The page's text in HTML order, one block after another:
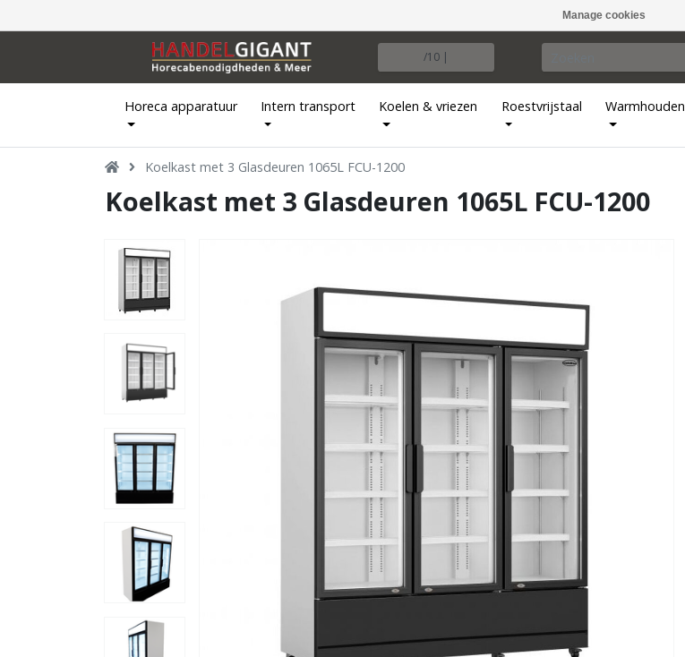
Manage cookies
/10 |
Horeca apparatuur Intern transport Koelen & vriezen Roestvrijstaal Warmhouden
Koelkast met 3 Glasdeuren 1065L FCU-1200
Koelkast met 3 Glasdeuren 1065L FCU-1200